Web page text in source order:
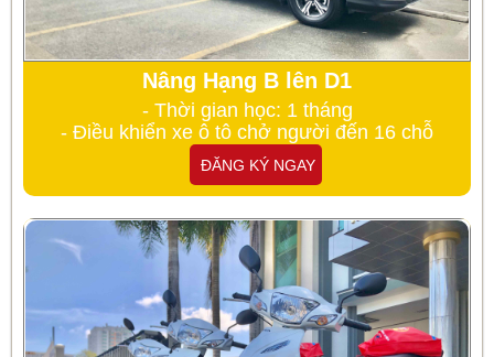
Nâng Hạng B lên D1
- Thời gian học: 1 tháng
- Điều khiển xe ô tô chở người đến 16 chỗ
ĐĂNG KÝ NGAY